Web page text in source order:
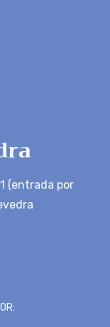
(entrada por